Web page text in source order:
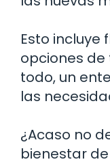
Esto incluye
opciones
todo, un
las
¿Acaso no
bienestar